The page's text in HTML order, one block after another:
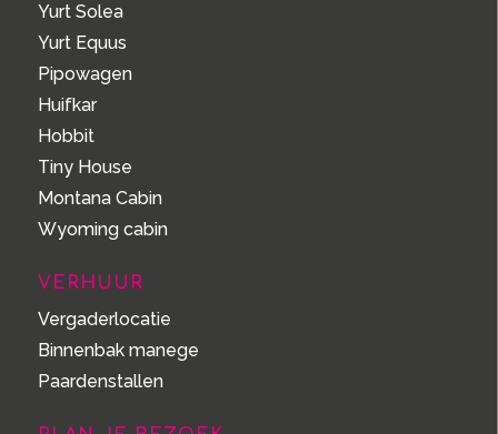
Yurt Solea
Yurt Equus
Pipowagen
Huifkar
Hobbit
Tiny House
Montana Cabin
Wyoming cabin
VERHUUR
Vergaderlocatie
Binnenbak manege
Paardenstallen